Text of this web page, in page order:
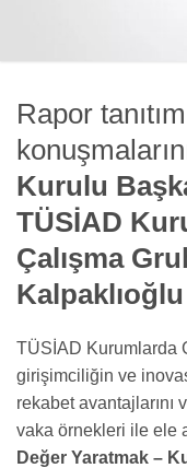
Rapor
Kurulu
TÜSİAD
Çalışma
TÜSİAD Kurumlarda
girişimciliğin ve
rekabet
vaka örnekleri ile ele
Değer Yaratmak –